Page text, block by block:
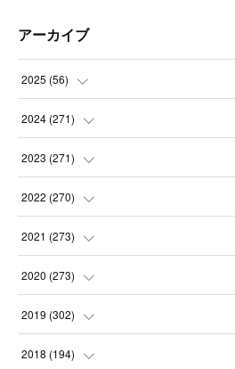
アーカイブ
2025 (56)
(14
(21
(21
2024 (271)
(21
(22
(23
(22
2023 (271)
(22
(23
(23
(21
2022 (270)
(23
(23
(22
(23
2021 (273)
(24
(23
(22
2020 (273)
(24
(22
2019 (302)
(23
2018 (194)